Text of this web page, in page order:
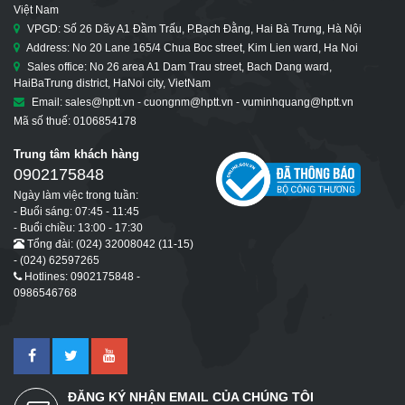
Việt Nam
VPGD: Số 26 Dãy A1 Đầm Trấu, P.Bạch Đằng, Hai Bà Trưng, Hà Nội
Address: No 20 Lane 165/4 Chua Boc street, Kim Lien ward, Ha Noi
Sales office: No 26 area A1 Dam Trau street, Bach Dang ward,
HaiBaTrung district, HaNoi city, VietNam
Email: sales@hptt.vn - cuongnm@hptt.vn - vuminhquang@hptt.vn
Mã số thuế: 0106854178
Trung tâm khách hàng
0902175848
Ngày làm việc trong tuần:
- Buổi sáng: 07:45 - 11:45
- Buổi chiều: 13:00 - 17:30
Tổng đài: (024) 32008042 (11-15)
- (024) 62597265
Hotlines: 0902175848 -
0986546768
ĐĂNG KÝ NHẬN EMAIL CỦA CHÚNG TÔI